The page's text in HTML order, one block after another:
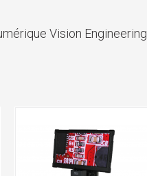
Vision Engineering